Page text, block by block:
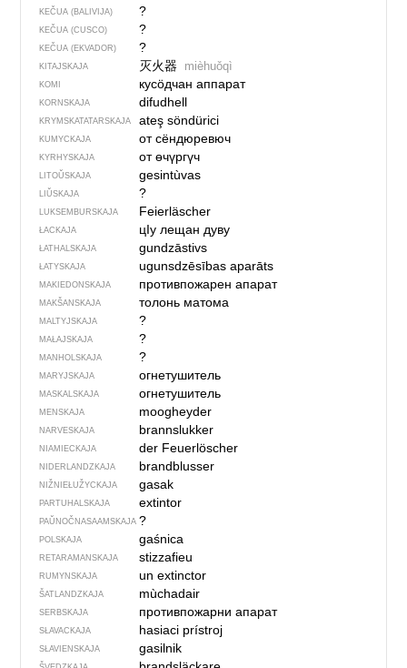
KEČUA (BALIVIJA) ?
KEČUA (CUSCO) ?
KEČUA (EKVADOR) ?
KITAJSKAJA 灭火器 mièhuǒqì
KOMI кусӧдчан аппарат
KORNSKAJA difudhell
KRYMSKA­TATARSKAJA ateş söndürici
KUMYCKAJA от сёндюревюч
KYRHYSKAJA от өчүргүч
LITOŬSKAJA gesintùvas
LIŬSKAJA ?
LUKSEMBURSKAJA Feierläscher
ŁACKAJA цIу лещан дуву
ŁATHALSKAJA gundzāstivs
ŁATYSKAJA ugunsdzēsības aparāts
MAKIEDONSKAJA противпожарен апарат
MAKŠANSKAJA толонь матома
MALTYJSKAJA ?
MAŁAJSKAJA ?
MANHOLSKAJA ?
MARYJSKAJA огнетушитель
MASKALSKAJA огнетушитель
MENSKAJA moogheyder
NARVESKAJA brannslukker
NIAMIECKAJA der Feuerlöscher
NIDERLANDZKAJA brandblusser
NIŽNIEŁUŽYCKAJA gasak
PARTUHALSKAJA extintor
PAŬNOČ­NA­SA­AM­SKAJA?
POLSKAJA gaśnica
RETARAMANSKAJA stizzafieu
RUMYNSKAJA un extinctor
ŠATLANDZKAJA mùchadair
SERBSKAJA противпожарни апарат
SŁAVACKAJA hasiaci prístroj
SŁAVIENSKAJA gasilnik